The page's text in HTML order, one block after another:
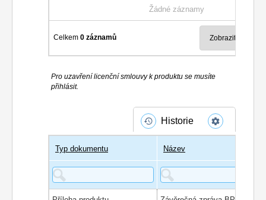
Žádné záznamy
Celkem0 záznamů
Pro uzavření licenční smlouvy k produktu se musíte
přihlásit.
Historie
Typ dokumentu Název